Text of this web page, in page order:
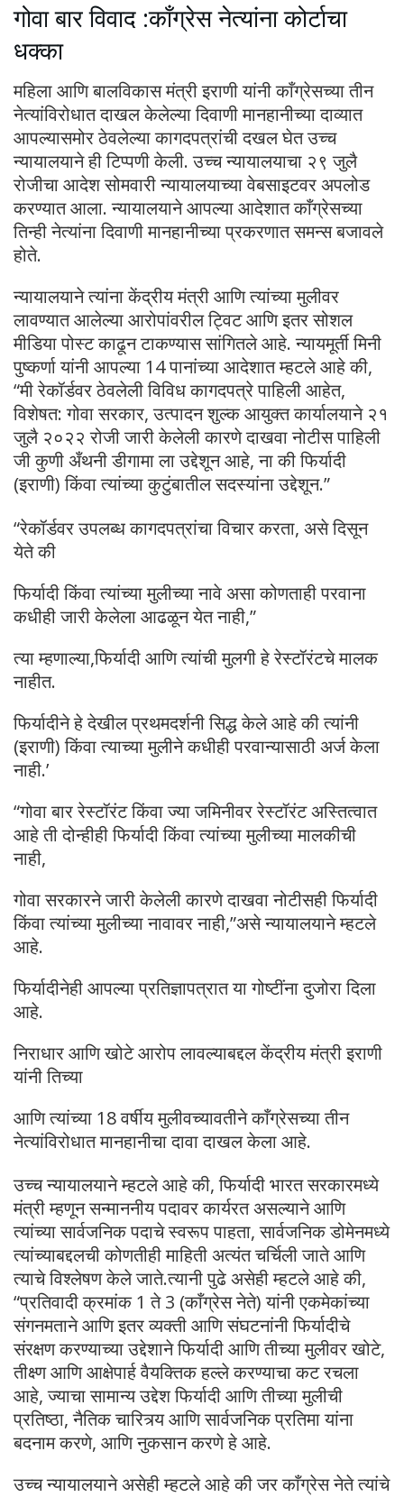
गोवा बार विवाद :काँग्रेस नेत्यांना कोर्टाचा
धक्का
महिला आणि बालविकास मंत्री इराणी यांनी काँग्रेसच्या तीन
नेत्यांविरोधात दाखल केलेल्या दिवाणी मानहानीच्या दाव्यात
आपल्यासमोर ठेवलेल्या कागदपत्रांची दखल घेत उच्च
न्यायालयाने ही टिप्पणी केली. उच्च न्यायालयाचा २९ जुलै
रोजीचा आदेश सोमवारी न्यायालयाच्या वेबसाइटवर अपलोड
करण्यात आला. न्यायालयाने आपल्या आदेशात काँग्रेसच्या
तिन्ही नेत्यांना दिवाणी मानहानीच्या प्रकरणात समन्स बजावले
होते.
न्यायालयाने त्यांना केंद्रीय मंत्री आणि त्यांच्या मुलीवर
लावण्यात आलेल्या आरोपांवरील ट्विट आणि इतर सोशल
मीडिया पोस्ट काढून टाकण्यास सांगितले आहे. न्यायमूर्ती मिनी
पुष्कर्णा यांनी आपल्या 14 पानांच्या आदेशात म्हटले आहे की,
“मी रेकॉर्डवर ठेवलेली विविध कागदपत्रे पाहिली आहेत,
विशेषत: गोवा सरकार, उत्पादन शुल्क आयुक्त कार्यालयाने २१
जुलै २०२२ रोजी जारी केलेली कारणे दाखवा नोटीस पाहिली
जी कुणी अँथनी डीगामा ला उद्देशून आहे, ना की फिर्यादी
(इराणी) किंवा त्यांच्या कुटुंबातील सदस्यांना उद्देशून.”
“रेकॉर्डवर उपलब्ध कागदपत्रांचा विचार करता, असे दिसून
येते की
फिर्यादी किंवा त्यांच्या मुलीच्या नावे असा कोणताही परवाना
कधीही जारी केलेला आढळून येत नाही,”
त्या म्हणाल्या,फिर्यादी आणि त्यांची मुलगी हे रेस्टॉरंटचे मालक
नाहीत.
फिर्यादीने हे देखील प्रथमदर्शनी सिद्ध केले आहे की त्यांनी
(इराणी) किंवा त्याच्या मुलीने कधीही परवान्यासाठी अर्ज केला
नाही.’
“गोवा बार रेस्टॉरंट किंवा ज्या जमिनीवर रेस्टॉरंट अस्तित्वात
आहे ती दोन्हीही फिर्यादी किंवा त्यांच्या मुलीच्या मालकीची
नाही,
गोवा सरकारने जारी केलेली कारणे दाखवा नोटीसही फिर्यादी
किंवा त्यांच्या मुलीच्या नावावर नाही,”असे न्यायालयाने म्हटले
आहे.
फिर्यादीनेही आपल्या प्रतिज्ञापत्रात या गोष्टींना दुजोरा दिला
आहे.
निराधार आणि खोटे आरोप लावल्याबद्दल केंद्रीय मंत्री इराणी
यांनी तिच्या
आणि त्यांच्या 18 वर्षीय मुलीवच्यावतीने काँग्रेसच्या तीन
नेत्यांविरोधात मानहानीचा दावा दाखल केला आहे.
उच्च न्यायालयाने म्हटले आहे की, फिर्यादी भारत सरकारमध्ये
मंत्री म्हणून सन्माननीय पदावर कार्यरत असल्याने आणि
त्यांच्या सार्वजनिक पदाचे स्वरूप पाहता, सार्वजनिक डोमेनमध्ये
त्यांच्याबद्दलची कोणतीही माहिती अत्यंत चर्चिली जाते आणि
त्याचे विश्लेषण केले जाते.त्यानी पुढे असेही म्हटले आहे की,
“प्रतिवादी क्रमांक 1 ते 3 (काँग्रेस नेते) यांनी एकमेकांच्या
संगनमताने आणि इतर व्यक्ती आणि संघटनांनी फिर्यादीचे
संरक्षण करण्याच्या उद्देशाने फिर्यादी आणि तीच्या मुलीवर खोटे,
तीक्ष्ण आणि आक्षेपार्ह वैयक्तिक हल्ले करण्याचा कट रचला
आहे, ज्याचा सामान्य उद्देश फिर्यादी आणि तीच्या मुलीची
प्रतिष्ठा, नैतिक चारित्र्य आणि सार्वजनिक प्रतिमा यांना
बदनाम करणे, आणि नुकसान करणे हे आहे.
उच्च न्यायालयाने असेही म्हटले आहे की जर काँग्रेस नेते त्यांचे